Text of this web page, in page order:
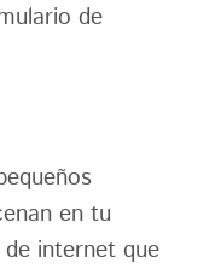
de
en tu
internet que